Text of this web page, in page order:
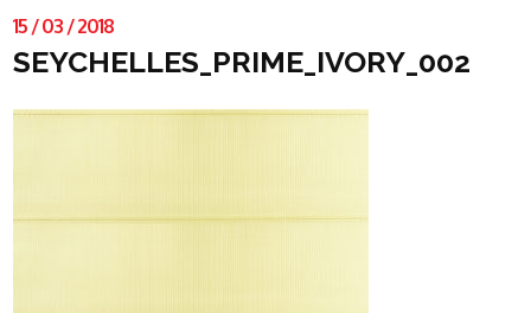
15 /03 /2018
SEYCHELLES_PRIME_IVORY_002